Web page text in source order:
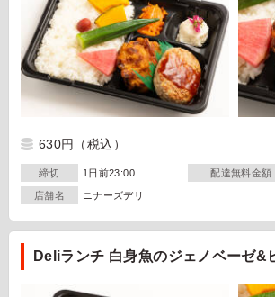
630円 （税込）
締切 1日前23:00 配達無料金額
店舗名 ニナーズデリ
Deliランチ 白身魚のジェノベーゼ&